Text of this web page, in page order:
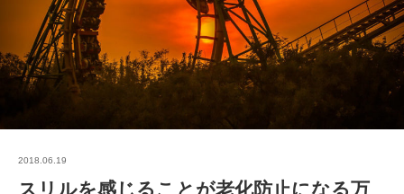
2018.06.19
スリルを感じることが老化防止になる万